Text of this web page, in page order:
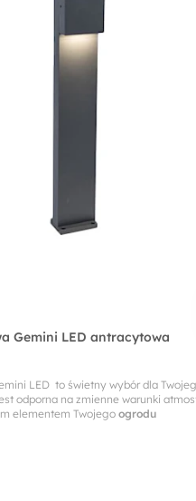
Gemini LED antracytowa
LED to świetny wybór dla
odporna na zmienne warunki
elementem Twojego ogrodu